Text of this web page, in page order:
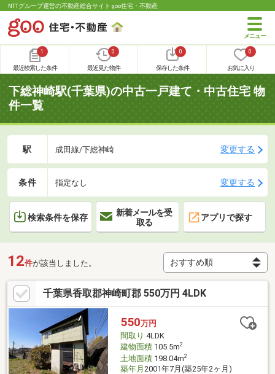
NTTグループ運営の不動産総合サイト goo住宅・不動産
1
最近検索した条件
0
最近見た物件
0
保存した条件
0
お気に入り
下総神崎駅(千葉県)の中古一戸建て・中古住宅 物
件一覧
駅 成田線/下総神崎 変更する
条件 指定なし 変更する
検索条件を保存
新着メールを受
取る
アプリで探す
12件が該当しました。
千葉県香取郡神崎町郡 550万円 4LDK
550万円
間取り 4LDK
建物面積105.5m2
土地面積198.04m2
築年月 2001年7月(築25年2ヶ月)